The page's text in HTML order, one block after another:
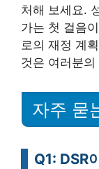
처해 보세요.
가는 첫 걸음
로의 재정 계
것은 여러분
자주 묻
Q1: DSR